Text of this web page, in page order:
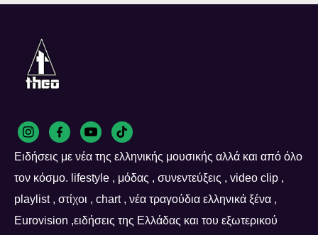
Ειδήσεις με νέα της ελληνικής μουσικής αλλά και από όλο
τον κόσμο. lifestyle , μόδας , συνεντεύξεις , video clip ,
playlist , στίχοι , chart , νέα τραγούδια ελληνικά ξένα ,
Eurovision ,ειδήσεις της Ελλάδας και του εξωτερικού